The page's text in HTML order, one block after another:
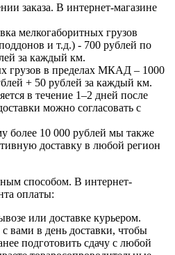
заказа. В интернет-магазине
мелкогаборитных грузов
и т.д.) - 700 рублей по
за каждый км.
грузов в пределах МКАД – 1000
+ 50 рублей за каждый км.
в течение 1–2 дней после
можно согласовать с
более 10 000 рублей мы также
доставку в любой регион
способом. В интернет-
оплаты:
или доставке курьером.
вами в день доставки, чтобы
подготовить сдачу с любой